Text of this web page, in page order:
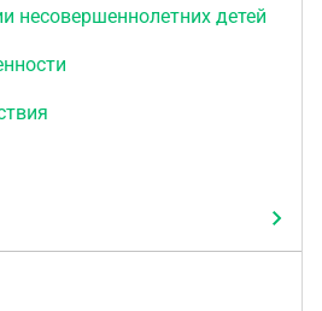
несовершеннолетних детей